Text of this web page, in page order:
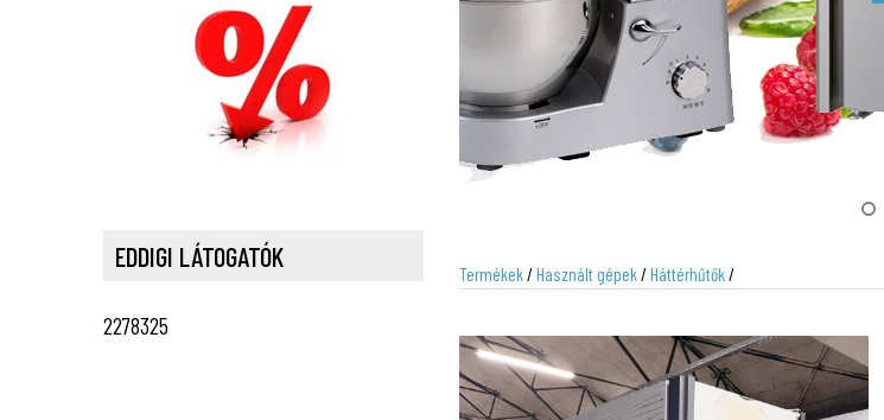
Termékek/Használt gépek/Háttérhűtők/
EDDIGI LÁTOGATÓK
2278325